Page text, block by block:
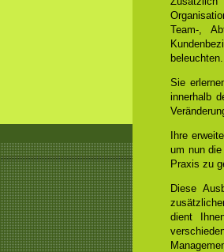
Team-,
beleuchten.
Sie
innerhalb
Ihre
um nun
Praxis zu
Diese
dient